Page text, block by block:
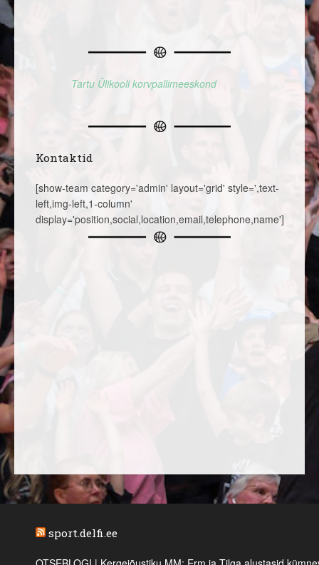
Tartu Ülikooli korvpallimeeskond
Kontaktid
[show-team category='admin' layout='grid' style=',text-
left,img-left,1-column'
display='position,social,location,email,telephone,name']
sport.delfi.ee